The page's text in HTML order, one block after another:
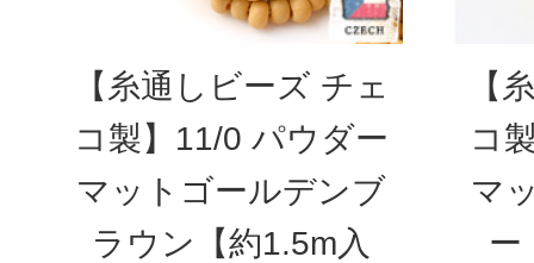
【糸通しビーズ チェ
コ製】11/0 パウダー
マットゴールデンブ
ラウン【約1.5m入
【
コ
マ
ー